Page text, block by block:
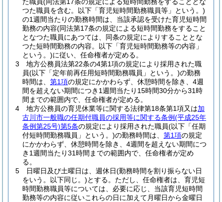
つた職員を含む。以下「育児短時間勤務職員等」という。)
の1週間当たりの勤務時間は、当該承認を受けた育児短時間
勤務の内容(同法第17条の規定による短時間勤務をすること
となつた職員にあつては、同条の規定によりすることとな
つた短時間勤務の内容。以下「育児短時間勤務等の内容」
という。)に従い、任命権者が定める。
3
地方公務員法第22条の4第1項の規定により採用された職
員(以下「定年前再任用短時間勤務職員」という。)の勤務
時間は、 第1項の規定にかかわらず、休憩時間を除き、4週
間を超えない期間につき1週間当たり15時間30分から31時
間までの範囲内で、任命権者が定める。
4
地方公務員の育児休業等に関する法律第18条第1項又は加
古川市一般職の任期付職員の採用等に関する条例(平成25年
条例第25号)第5条の規定により採用された職員(以下「任期
付短時間勤務職員」という。)の勤務時間は、 第1項の規定
にかかわらず、休憩時間を除き、4週間を超えない期間につ
き1週間当たり31時間までの範囲内で、任命権者が定め
る。
5
日曜日及び土曜日は、週休日(勤務時間を割り振らない日
をいう。以下同じ。)とする。 ただし、任命権者は、育児短
時間勤務職員等については、必要に応じ、当該育児短時間
勤務等の内容に従いこれらの日に加えて月曜日から金曜日